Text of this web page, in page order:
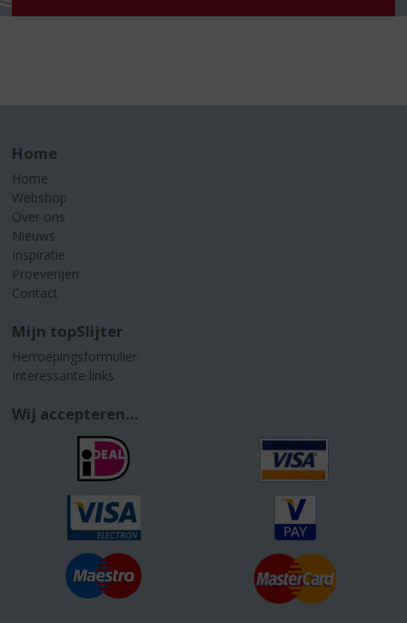
Home
Home
Webshop
Over ons
Nieuws
Inspiratie
Proeverijen
Contact
Mijn topSlijter
Herroepingsformulier
Interessante links
Wij accepteren...